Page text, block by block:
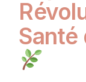
Santé